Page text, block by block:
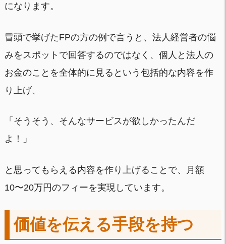
になります。
冒頭で挙げたFPの方の例で言うと、法人経営者の悩
みをスポットで回答するのではなく、個人と法人の
お金のことを全体的に見るという包括的な内容を作
り上げ、
「そうそう、そんなサービスが欲しかったんだ
よ！」
と思ってもらえる内容を作り上げることで、月額
10〜20万円のフィーを実現しています。
価値を伝える手段を持つ